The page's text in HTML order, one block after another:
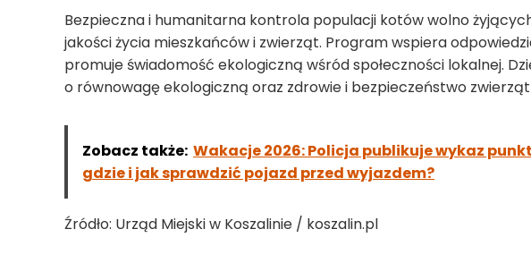
Bezpieczna i humanitarna kontrola populacji kotów wolno
jakości życia mieszkańców i zwierząt. Program wspiera
promuje świadomość ekologiczną wśród społeczności lokalnej.
o równowagę ekologiczną oraz zdrowie i bezpieczeństwo
Zobacz także: Wakacje 2026: Policja publikuje wykaz
gdzie i jak sprawdzić pojazd przed wyjazdem?
Źródło: Urząd Miejski w Koszalinie / koszalin.pl